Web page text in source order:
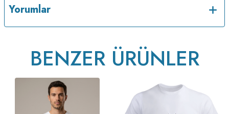
Yorumlar
BENZER ÜRÜNLER